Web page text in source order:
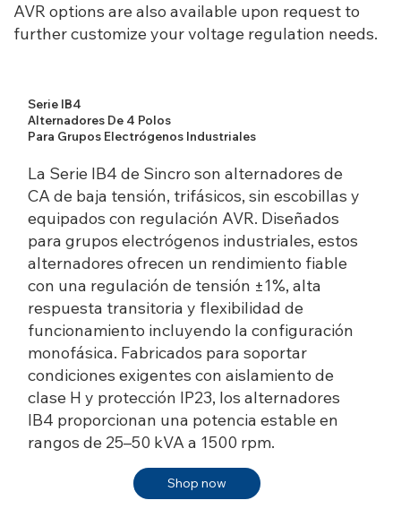
AVR options are also available upon request to
further customize your voltage regulation needs.
Serie IB4
Alternadores De 4 Polos
Para Grupos Electrógenos Industriales
La Serie IB4 de Sincro son alternadores de
CA de baja tensión, trifásicos, sin escobillas y
equipados con regulación AVR. Diseñados
para grupos electrógenos industriales, estos
alternadores ofrecen un rendimiento fiable
con una regulación de tensión ±1%, alta
respuesta transitoria y flexibilidad de
funcionamiento incluyendo la configuración
monofásica. Fabricados para soportar
condiciones exigentes con aislamiento de
clase H y protección IP23, los alternadores
IB4 proporcionan una potencia estable en
rangos de 25–50 kVA a 1500 rpm.
Shop now